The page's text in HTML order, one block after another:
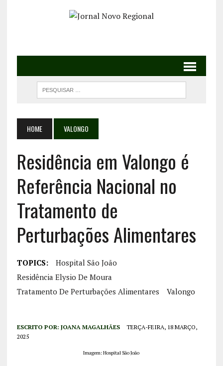
HOME VALONGO
Residência em Valongo é
Referência Nacional no
Tratamento de
Perturbações Alimentares
TOPICS:
Hospital São João
Residência Elysio De Moura
Tratamento De Perturbações Alimentares
Valongo
ESCRITO POR: JOANA MAGALHÃES
TERÇA-FEIRA, 18 MARÇO,
2025
Imagem: Hospital São João